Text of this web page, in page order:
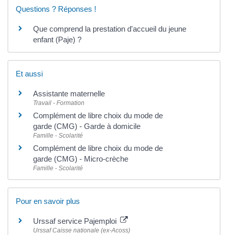
Questions ? Réponses !
Que comprend la prestation d'accueil du jeune
enfant (Paje) ?
Et aussi
Assistante maternelle
Travail - Formation
Complément de libre choix du mode de
garde (CMG) - Garde à domicile
Famille - Scolarité
Complément de libre choix du mode de
garde (CMG) - Micro-crèche
Famille - Scolarité
Pour en savoir plus
Urssaf service Pajemploi
Urssaf Caisse nationale (ex-Acoss)